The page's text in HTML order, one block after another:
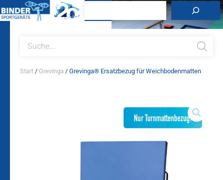
Inhalt
search
Start / Grevinga / Grevinga® Ersatzbezug für Weichbodenmatten